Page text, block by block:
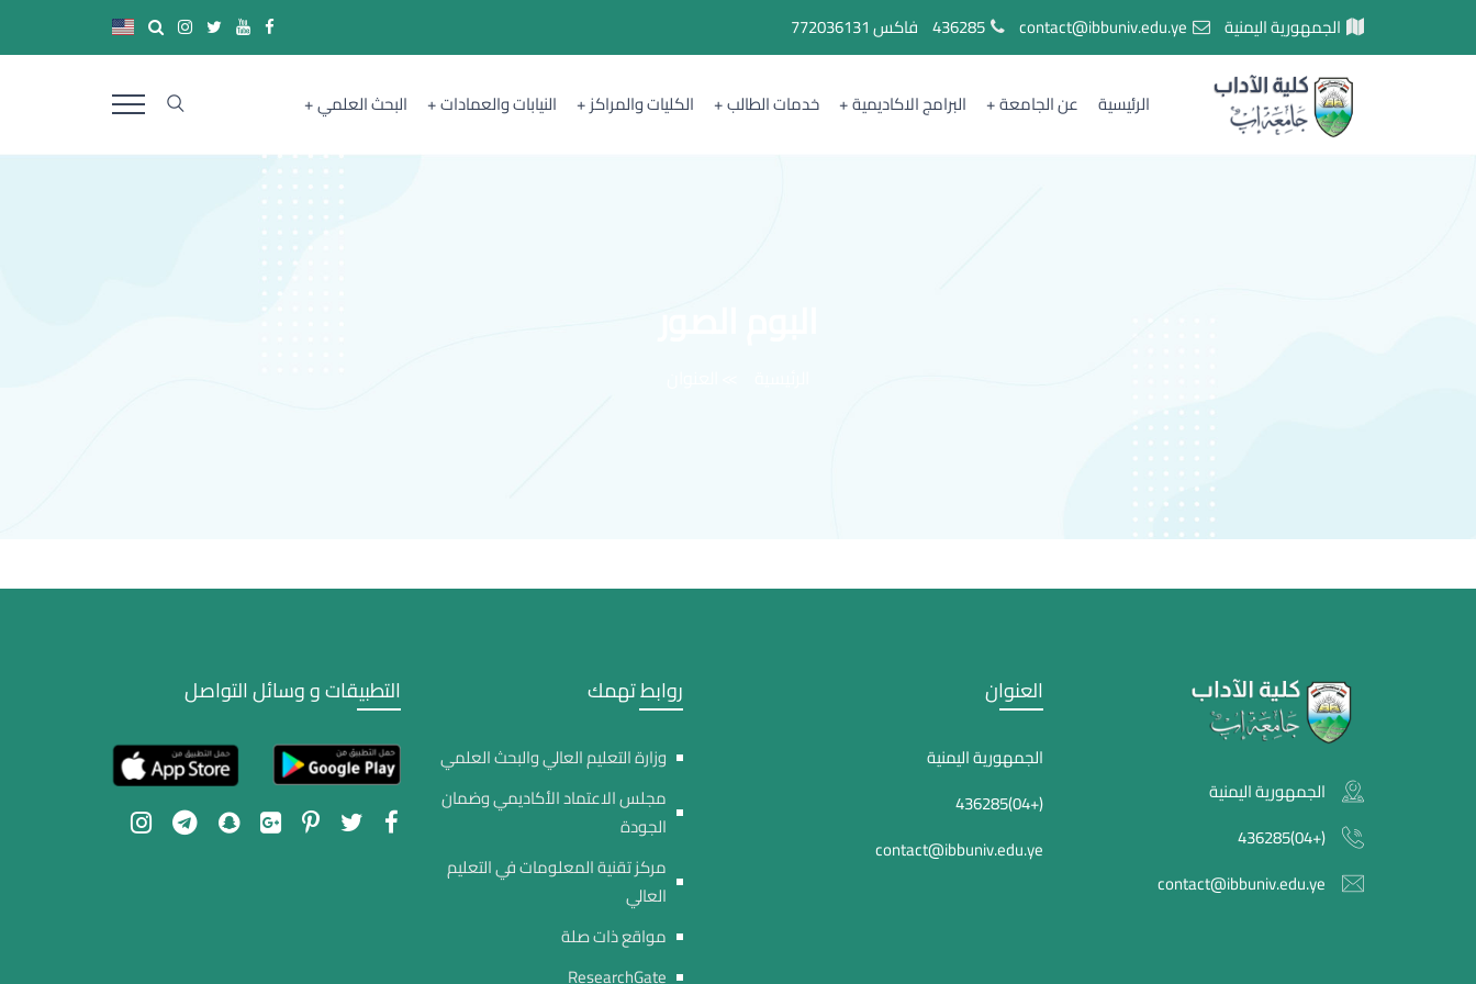
الجمهورية اليمنية contact@ibbuniv.edu.ye
436285 فاكس772036131
الرئيسية عن الجامعة البرامج الاكاديمية خدمات الطالب الكليات والمراكز النيابات والعمادات البحث العلمي
الجمهورية اليمنية
(+04)436285
contact@ibbuniv.edu.ye
العنوان
الجمهورية اليمنية
(+04)436285
contact@ibbuniv.edu.ye
روابط تهمك
وزارة التعليم العالي والبحث العلمي
مجلس الاعتماد الأكاديمي وضمان
الجودة
مركز تقنية المعلومات في التعليم
العالي
مواقع ذات صلة
ResearchGate
التطبيقات و وسائل التواصل